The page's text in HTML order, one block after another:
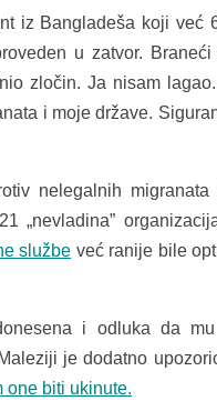
iz Bangladeša koji već
u zatvor.
zločin. Ja nisam
i moje države.
nelegalnih
„nevladina”
službe već ranije bile
i odluka da
je dodatno
one biti ukinute.